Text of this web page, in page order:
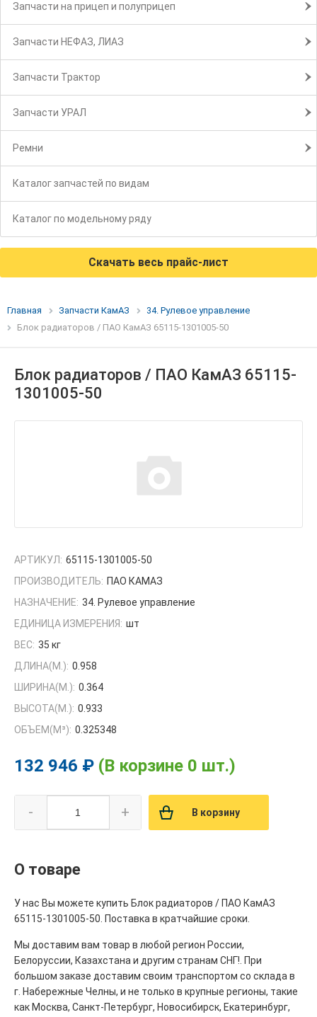
Запчасти на прицеп и полуприцеп
Запчасти НЕФАЗ, ЛИАЗ
Запчасти Трактор
Запчасти УРАЛ
Ремни
Каталог запчастей по видам
Каталог по модельному ряду
Скачать весь прайс-лист
Главная Запчасти КамАЗ
34. Рулевое управление
Блок радиаторов / ПАО КамАЗ 65115-1301005-50
Блок радиаторов / ПАО КамАЗ 65115-
1301005-50
АРТИКУЛ: 65115-1301005-50
ПРОИЗВОДИТЕЛЬ: ПАО КАМАЗ
НАЗНАЧЕНИЕ: 34. Рулевое управление
ЕДИНИЦА ИЗМЕРЕНИЯ: шт
ВЕС: 35 кг
ДЛИНА(М.): 0.958
ШИРИНА(М.): 0.364
ВЫСОТА(М.): 0.933
ОБЪЕМ(M³): 0.325348
132 946 ₽ (В корзине 0 шт.)
- + В корзину
О товаре
У нас Вы можете купить Блок радиаторов / ПАО КамАЗ
65115-1301005-50. Поставка в кратчайшие сроки.
Мы доставим вам товар в любой регион России,
Белоруссии, Казахстана и другим странам СНГ!. При
большом заказе доставим своим транспортом со склада в
г. Набережные Челны, и не только в крупные регионы, такие
как Москва, Санкт-Петербург, Новосибирск, Екатеринбург,